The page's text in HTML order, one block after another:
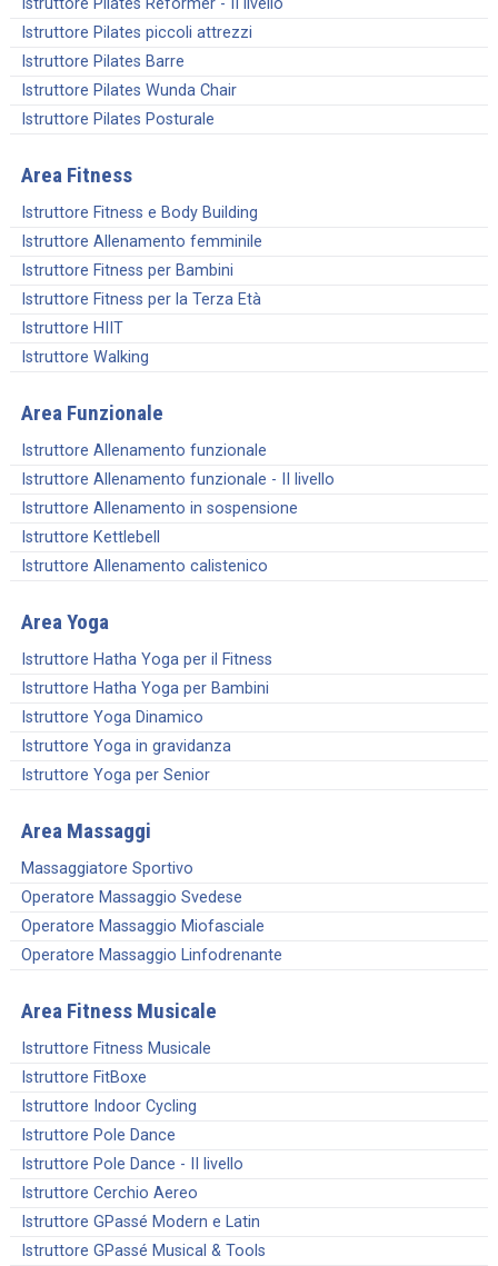
Istruttore Pilates Reformer - II livello
Istruttore Pilates piccoli attrezzi
Istruttore Pilates Barre
Istruttore Pilates Wunda Chair
Istruttore Pilates Posturale
Area Fitness
Istruttore Fitness e Body Building
Istruttore Allenamento femminile
Istruttore Fitness per Bambini
Istruttore Fitness per la Terza Età
Istruttore HIIT
Istruttore Walking
Area Funzionale
Istruttore Allenamento funzionale
Istruttore Allenamento funzionale - II livello
Istruttore Allenamento in sospensione
Istruttore Kettlebell
Istruttore Allenamento calistenico
Area Yoga
Istruttore Hatha Yoga per il Fitness
Istruttore Hatha Yoga per Bambini
Istruttore Yoga Dinamico
Istruttore Yoga in gravidanza
Istruttore Yoga per Senior
Area Massaggi
Massaggiatore Sportivo
Operatore Massaggio Svedese
Operatore Massaggio Miofasciale
Operatore Massaggio Linfodrenante
Area Fitness Musicale
Istruttore Fitness Musicale
Istruttore FitBoxe
Istruttore Indoor Cycling
Istruttore Pole Dance
Istruttore Pole Dance - II livello
Istruttore Cerchio Aereo
Istruttore GPassé Modern e Latin
Istruttore GPassé Musical & Tools